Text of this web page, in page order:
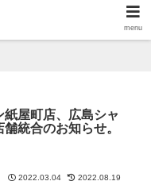
紙屋町店、広島シャ
統合のお知らせ。
2022.03.04 2022.08.19
menu